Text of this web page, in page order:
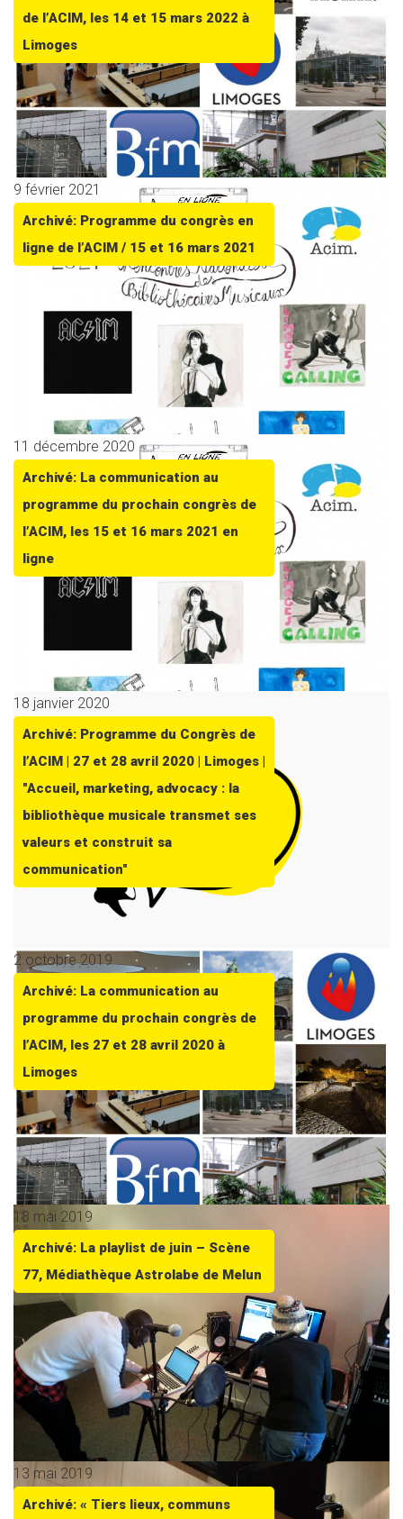
de l’ACIM, les 14 et 15 mars 2022 à
Limoges
9 février 2021
Archivé: Programme du congrès en
ligne de l’ACIM / 15 et 16 mars 2021
11 décembre 2020
Archivé: La communication au
programme du prochain congrès de
l’ACIM, les 15 et 16 mars 2021 en
ligne
18 janvier 2020
Archivé: Programme du Congrès de
l’ACIM | 27 et 28 avril 2020 | Limoges |
"Accueil, marketing, advocacy : la
bibliothèque musicale transmet ses
valeurs et construit sa
communication"
2 octobre 2019
Archivé: La communication au
programme du prochain congrès de
l’ACIM, les 27 et 28 avril 2020 à
Limoges
18 mai 2019
Archivé: La playlist de juin – Scène
77, Médiathèque Astrolabe de Melun
13 mai 2019
Archivé: « Tiers lieux, communs